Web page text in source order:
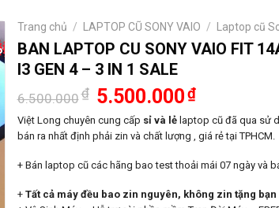
Trang chủ / LAPTOP CŨ SONY VAIO / Laptop cũ
BAN LAPTOP CU SONY VAIO FIT
I3 GEN 4 – 3 IN 1 SALE
6.500.000₫ Giá
gốc
là:
6.500.000₫.
5.500.000₫Giá
hiện
tại
là:
5.500.000₫.
Việt Long chuyên cung cấp sỉ và lẻlaptop cũ đã qua sử
bán ra nhất định phải zin và chất lượng , giá rẻ tại TPHCM.
+ Bán laptop cũ các hãng bao test thoải mái 07 ngày và
+ Tất cả máy đều bao zin nguyên, không zin tặng